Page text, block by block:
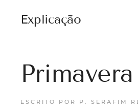
Explicação
ESCRITO POR P. SERAFIM